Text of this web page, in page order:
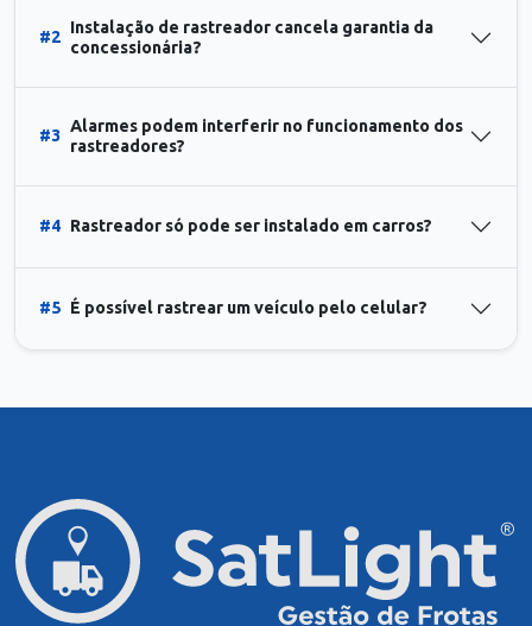
#2
Instalação de rastreador cancela garantia da
concessionária?
#3
Alarmes podem interferir no funcionamento dos
rastreadores?
#4 Rastreador só pode ser instalado em carros?
#5 É possível rastrear um veículo pelo celular?